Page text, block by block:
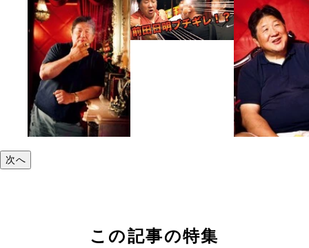
次へ
この記事の特集